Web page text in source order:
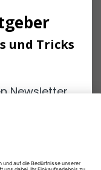
und Tricks
Newsletter